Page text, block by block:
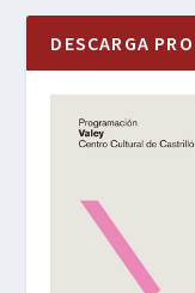
DESCARGA